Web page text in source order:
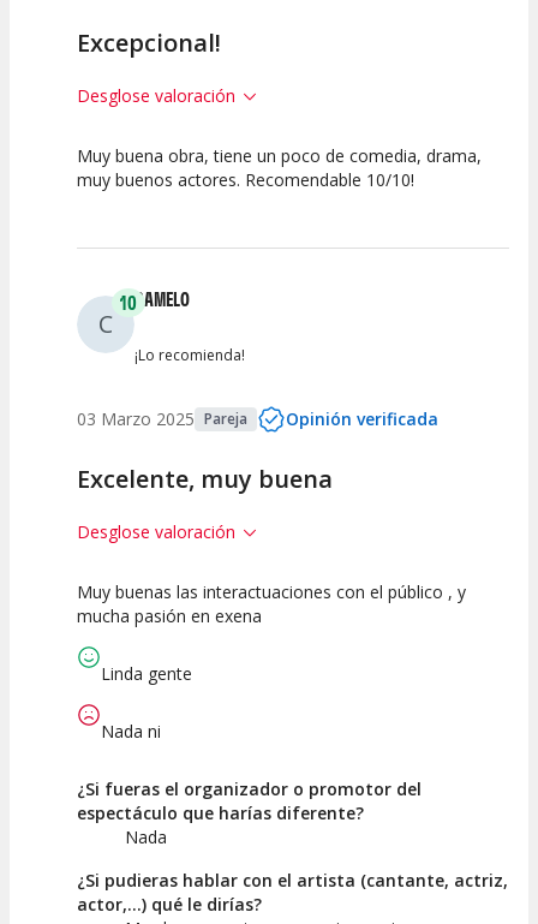
Excepcional!
Desglose valoración
10 10 10
Muy buena obra, tiene un poco de comedia, drama,
muy buenos actores. Recomendable 10/10!
C
10CAMELO
¡Lo recomienda!
03 Marzo 2025 Pareja Opinión verificada
Excelente, muy buena
Desglose valoración
10
Espectáculo
10 10
Muy buenas las interactuaciones con el público , y
mucha pasión en exena
Linda gente
Nada ni
¿Si fueras el organizador o promotor del
espectáculo que harías diferente?
Nada
¿Si pudieras hablar con el artista (cantante, actriz,
actor,...) qué le dirías?